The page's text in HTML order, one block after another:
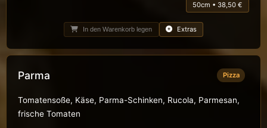
50cm • 38,50 €
In den Warenkorb legen Extras
Parma Pizza
Tomatensoße, Käse, Parma-Schinken, Rucola, Parmesan,
frische Tomaten